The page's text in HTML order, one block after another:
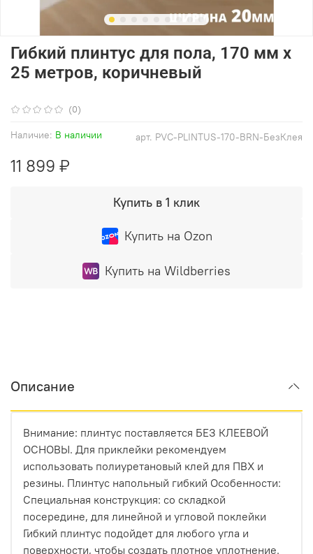
(0)
арт. PVC-PLINTUS-170-BRN-БезКлея
Наличие: В наличии
Гибкий плинтус для пола, 170 мм х
25 метров, коричневый
11 899 ₽
Купить в 1 клик
Купить на Ozon
Купить на Wildberries
Описание
Внимание: плинтус поставляется БЕЗ КЛЕЕВОЙ
ОСНОВЫ. Для приклейки рекомендуем
использовать полиуретановый клей для ПВХ и
резины. Плинтус напольный гибкий Особенности:
Специальная конструкция: со складкой
посередине, для линейной и угловой поклейки
Гибкий плинтус подойдет для любого угла и
поверхности, чтобы создать плотное уплотнение.